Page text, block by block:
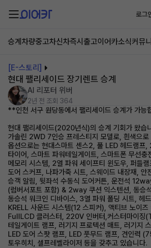
로그
승계차량중고차신차즉시출고이어카소식커뮤
[E-스토리]
현대 팰리세이드 장기렌트 승계
AI 리포터 위버
2년 전 조회 364
**인천 서구 원당동에서 팰리세이드 승계가 가능
현대 팰리세이드(2020년식)의 승계 기회가 왔습
가솔린 2WD 7인승 프레스티지 모델로, 흰색으로
옵션으로는 현대스마트 센스2, 풀 LED 헤드램프
타이어, 스마트 파워테일게이트, 스마트폰 무선충
메모리 시스템, 2열 파워 세이프티 윈도우, 퍼들
도어 스커프, 나파가죽 시트, 스웨이드 내장재, 안
승객 알림, 뒷좌석 수동식 도어커튼, 운전석
(럼버서포트 포함) & 2way 쿠션 익스텐션, 동승
동승석 워크인 디바이스, 3열 파워 폴딩 시트, 헤
KRELL 사운드 시스템(12 스피커), 액티브 노이즈
FullLCD 클러스터, 220V 인버터,커스터마이징
테일게이트 램프, 러기지 프로텍션 매트, 러기지
LED 도어 스팟 램프, LED 풋무드 램프, 견인
토우히치, 셀프레벨라이저 등을 갖추고 있습니다.